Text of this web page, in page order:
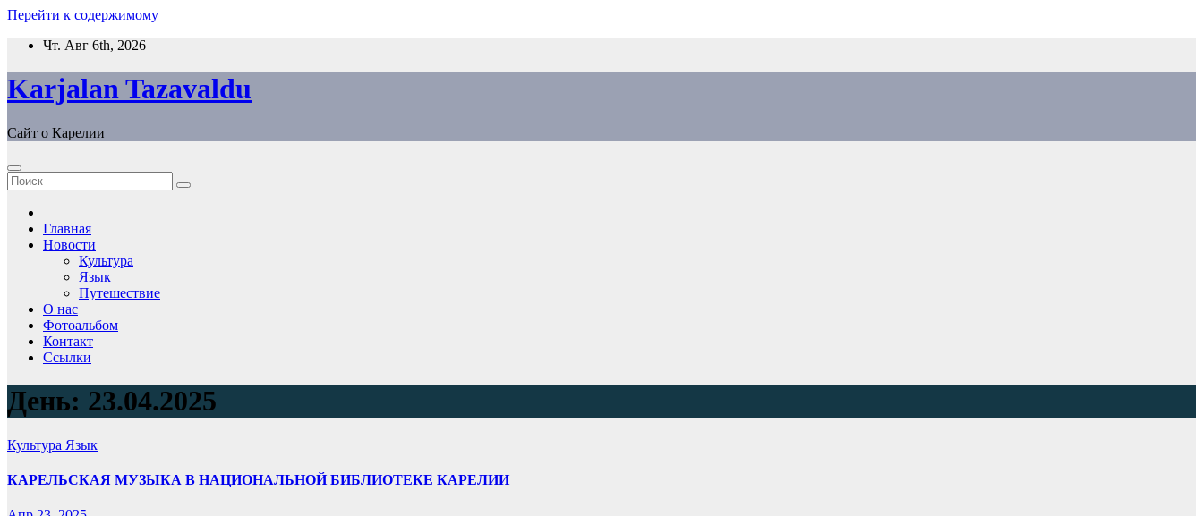
Перейти к содержимому
Чт. Авг 6th, 2026
Karjalan Tazavaldu
Сайт о Карелии
Главная
Новости
Культура
Язык
Путешествие
О нас
Фотоальбом
Контакт
Ссылки
День: 23.04.2025
Культура Язык
КАРЕЛЬСКАЯ МУЗЫКА В НАЦИОНАЛЬНОЙ БИБЛИОТЕКЕ КАРЕЛИИ